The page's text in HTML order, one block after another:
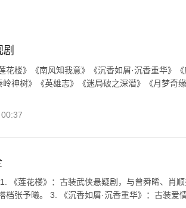
秘密，张楚岚的生活被
宝宝一同踏上“异人”之
花楼》《南风知我意》《沉香如屑·沉香重华》《
岭神树》《英雄志》《迷局破之深潜》《月梦奇
《莲花楼》：古装武侠悬疑剧，与曾舜晞、肖
档张予曦。 3. 《沉香如屑·沉香重华》：古装爱